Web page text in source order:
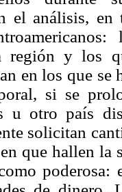
el análisis,
región y los
en los que se
si se
u otro país
solicitan
que hallen
poderosa: